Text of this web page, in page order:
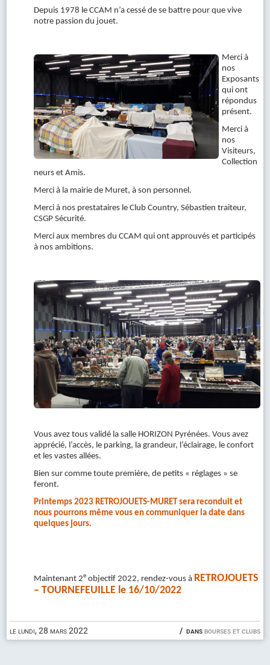
le lundi, 28 mars 2022 dansbourses et clubs
Depuis 1978 le CCAM n’a cessé de se battre pour que vive
notre passion du jouet.
Merci à
nos
Exposants
qui ont
répondus
présent.
Merci à
nos
Visiteurs,
Collection
neurs et Amis.
Merci à la mairie de Muret, à son personnel.
Merci à nos prestataires le Club Country, Sébastien traiteur,
CSGP Sécurité.
Merci aux membres du CCAM qui ont approuvés et participés
à nos ambitions.
Vous avez tous validé la salle HORIZON Pyrénées. Vous avez
apprécié, l’accès, le parking, la grandeur, l’éclairage, le confort
et les vastes allées.
Bien sur comme toute première, de petits « réglages » se
feront.
Printemps 2023 RETROJOUETS-MURET sera reconduit et
nous pourrons même vous en communiquer la date dans
quelques jours.
Maintenant 2e objectif 2022, rendez-vous à RETROJOUETS
– TOURNEFEUILLE le 16/10/2022